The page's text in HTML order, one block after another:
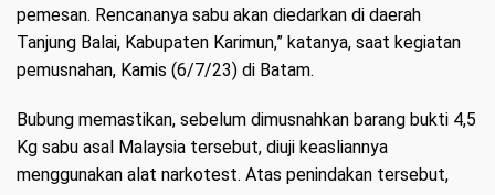
pemesan. Rencananya sabu akan diedarkan di daerah
Tanjung Balai, Kabupaten Karimun,” katanya, saat kegiatan
pemusnahan, Kamis (6/7/23) di Batam.
Bubung memastikan, sebelum dimusnahkan barang bukti 4,5
Kg sabu asal Malaysia tersebut, diuji keasliannya
menggunakan alat narkotest. Atas penindakan tersebut,